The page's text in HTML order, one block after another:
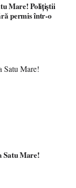
Mare! Polițiștii
permis într-o
Satu Mare!